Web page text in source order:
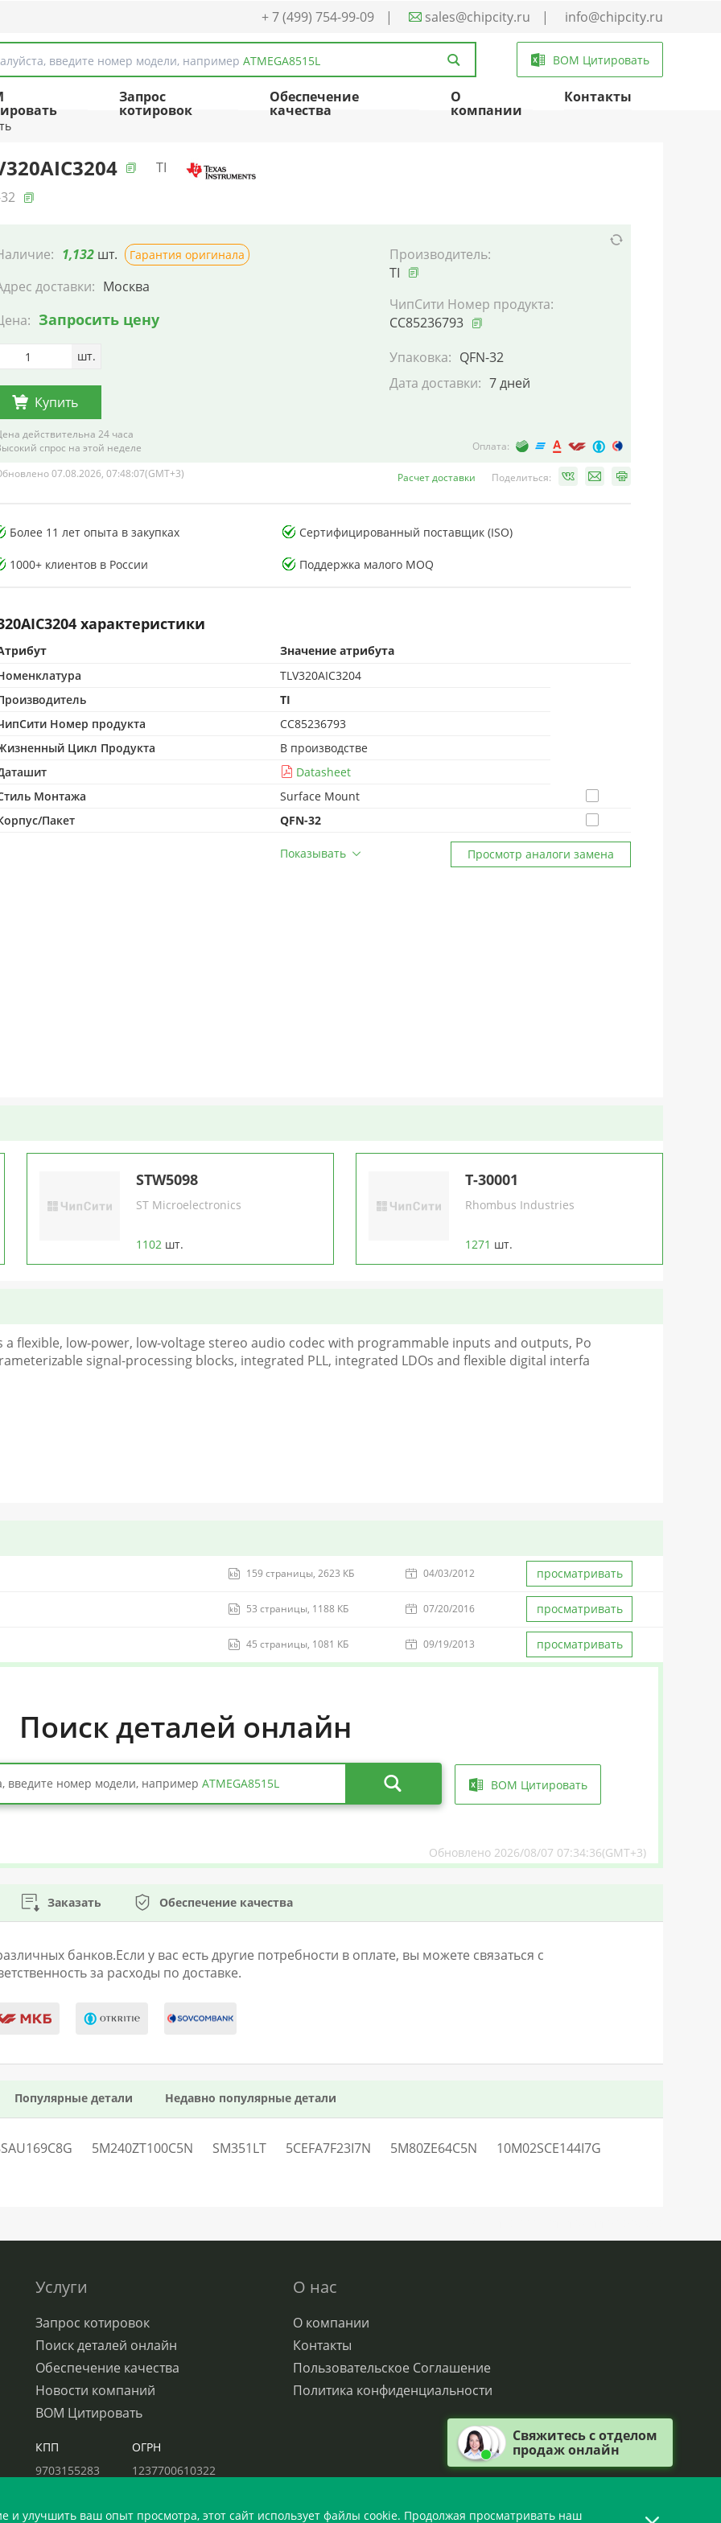
+ 7 (499) 754-99-09 | sales@chipcity.ru | info@chipcity.ru
введите номер модели, например ATMEGA8515L BOM Цитировать
Запрос
котировок
Обеспечение
качества
О
компании
Контакты
тестирования
компонентов
в контроле качества
подделок по стандартам CMA
Лаборатория тестирования
электронных компонентов
15+ лет опыта в контроле качества
Защита от подделок по стандартам CMA
TI
1,132 шт. Гарантия оригинала
доставки: Москва
Запросить цену
шт.
Купить
действительна 24 часа
спрос на этой неделе
Производитель:
TI
ЧипСити Номер продукта:
CC85236793
Упаковка: QFN-32
Дата доставки: 7 дней
Оплата:
07.08.2026, 07:48:07(GMT+3)
Расчет доставки Поделиться:
Более 11 лет опыта в закупках Сертифицированный поставщик (ISO)
1000+ клиентов в России Поддержка малого MOQ
характеристики
Значение атрибута
TLV320AIC3204
TI
Номер продукта
CC85236793
Цикл Продукта
В производстве
Datasheet
Монтажа
Surface Mount
Пакет
QFN-32
Показывать Просмотр аналоги замена
STW5098
ST Microelectronics
1102 шт.
T-30001
Rhombus Industries
1271 шт.
a flexible, low-power, low-voltage stereo audio codec with programmable inputs and outputs, Po
signal-processing blocks, integrated PLL, integrated LDOs and flexible digital interfa
159 страницы, 2623 КБ 04/03/2012 просматривать
53 страницы, 1188 КБ 07/20/2016 просматривать
45 страницы, 1081 КБ 09/19/2013 просматривать
Поиск деталей онлайн
введите номер модели, например ATMEGA8515L BOM Цитировать
Обновлено 2026/08/07 07:34:36(GMT+3)
Заказать Обеспечение качества
банков.Если у вас есть другие потребности в оплате, вы можете связаться с
за расходы по доставке.
Популярные детали Недавно популярные детали
5M240ZT100C5N SM351LT 5CEFA7F23I7N 5M80ZE64C5N
10M02SCE144I7G
и улучшить ваш опыт просмотра, этот сайт использует файлы cookie. Продолжая просматривать наш
Свяжитесь с отделом
продаж онлайн
Услуги
Запрос котировок
Поиск деталей онлайн
Обеспечение качества
Новости компаний
BOM Цитировать
О нас
О компании
Контакты
Пользовательское Соглашение
Политика конфиденциальности
КПП
9703155283
ОГРН
1237700610322